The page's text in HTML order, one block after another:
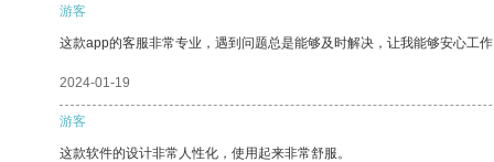
游客
这款app的客服非常专业，遇到问题总是能够及时解决，让我能够安心工
2024-01-19
游客
这款软件的设计非常人性化，使用起来非常舒服。